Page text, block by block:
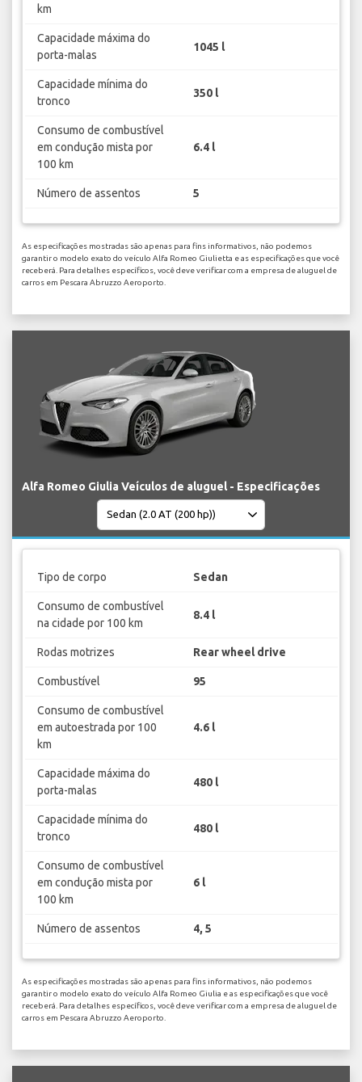
km
Capacidade máxima do
porta-malas
1045 l
Capacidade mínima do
tronco
350 l
Consumo de combustível
em condução mista por
100 km
6.4 l
Número de assentos 5
As especificações mostradas são apenas para fins informativos, não podemos
garantir o modelo exato do veículo Alfa Romeo Giulietta e as especificações que você
receberá. Para detalhes específicos, você deve verificar com a empresa de aluguel de
carros em Pescara Abruzzo Aeroporto.
Alfa Romeo Giulia Veículos de aluguel - Especificações
Tipo de corpo Sedan
Consumo de combustível
na cidade por 100 km
8.4 l
Rodas motrizes Rear wheel drive
Combustível 95
Consumo de combustível
em autoestrada por 100
km
4.6 l
Capacidade máxima do
porta-malas
480 l
Capacidade mínima do
tronco
480 l
Consumo de combustível
em condução mista por
100 km
6 l
Número de assentos 4, 5
As especificações mostradas são apenas para fins informativos, não podemos
garantir o modelo exato do veículo Alfa Romeo Giulia e as especificações que você
receberá. Para detalhes específicos, você deve verificar com a empresa de aluguel de
carros em Pescara Abruzzo Aeroporto.